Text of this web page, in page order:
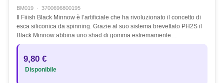
BM019 · 3700696800195
Il Fiiish Black Minnow è l’artificiale che ha rivoluzionato il concetto di
esca siliconica da spinning. Grazie al suo sistema brevettato PH2S il
Black Minnow abbina uno shad di gomma estremamente…
9,80 €
Disponibile